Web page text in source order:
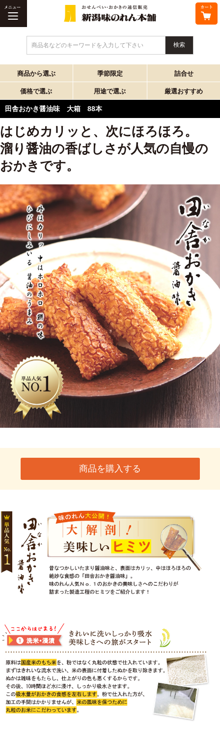
商品名などのキーワードを入力して下さい
商品から選ぶ 季節限定 詰合せ
価格で選ぶ 用途で選ぶ 厳選おすすめ
田舎おかき醤油味 大箱 88本
はじめカリッと、次にほろほろ。
溜り醤油の香ばしさが人気の自慢の
おかきです。
商品を購入する